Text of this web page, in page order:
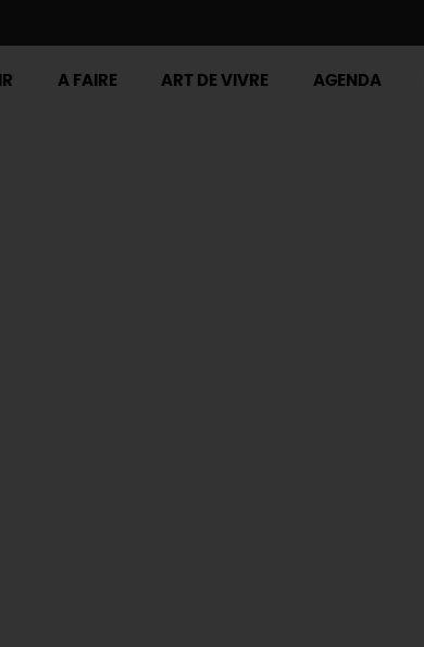
A FAIRE ART DE VIVRE AGENDA